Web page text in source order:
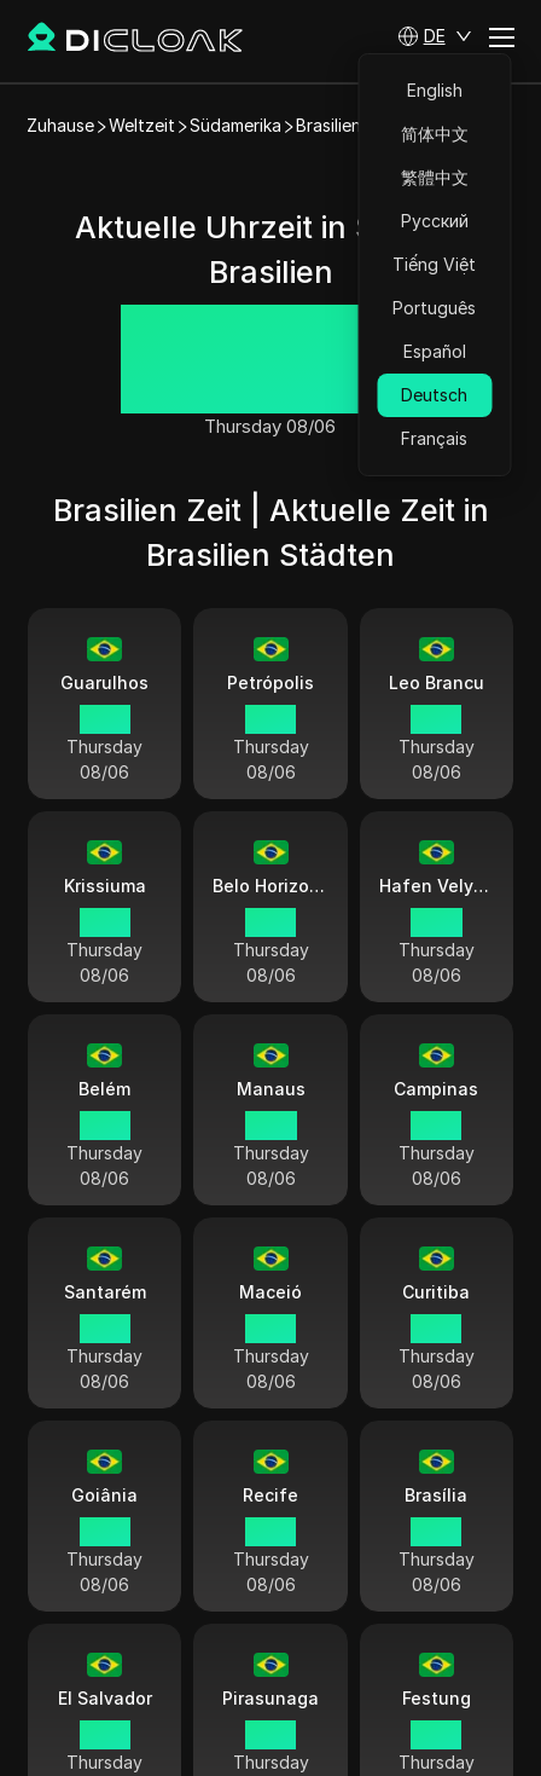
DE
English
简体中文
繁體中文
Русский
Tiếng Việt
Português
Español
Deutsch
Français
Zuhause Weltzeit Südamerika Brasilien Santos
Aktuelle Uhrzeit in Santos,
Brasilien
15:45:30
Thursday 08/06
Brasilien Zeit | Aktuelle Zeit in
Brasilien Städten
Guarulhos
Thursday
08/06
Petrópolis
Thursday
08/06
Leo Brancu
Thursday
08/06
Krissiuma
Thursday
08/06
Belo Horizonte
Thursday
08/06
Hafen Velyau
Thursday
08/06
Belém
Thursday
08/06
Manaus
Thursday
08/06
Campinas
Thursday
08/06
Santarém
Thursday
08/06
Maceió
Thursday
08/06
Curitiba
Thursday
08/06
Goiânia
Thursday
08/06
Recife
Thursday
08/06
Brasília
Thursday
08/06
El Salvador
Thursday
Pirasunaga
Thursday
Festung
Thursday